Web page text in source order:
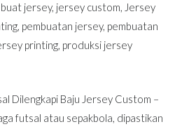
buat jersey, jersey custom, Jersey
, pembuatan jersey, pembuatan
printing, produksi jersey
Dilengkapi Baju Jersey Custom –
futsal atau sepakbola, dipastikan